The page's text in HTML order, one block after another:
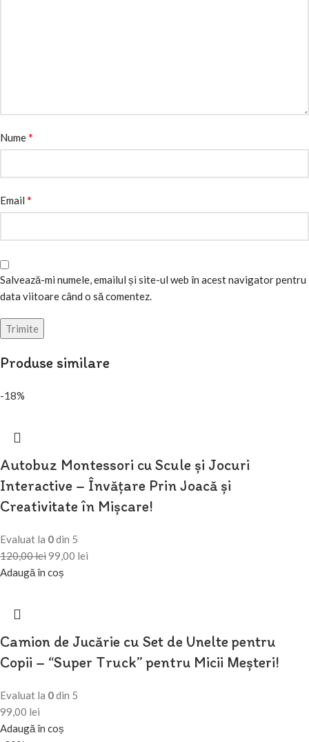
Nume*
Email *
Salvează-mi numele, emailul și site-ul web în acest navigator pentru
data viitoare când o să comentez.
Produse similare
-18%
Autobuz Montessori cu Scule și Jocuri
Interactive – Învățare Prin Joacă și
Creativitate în Mișcare!
Evaluat la 0din 5
120,00lei99,00 lei
Adaugă în coș
Camion de Jucărie cu Set de Unelte pentru
Copii – “Super Truck” pentru Micii Meșteri!
Evaluat la 0din 5
99,00 lei
Adaugă în coș